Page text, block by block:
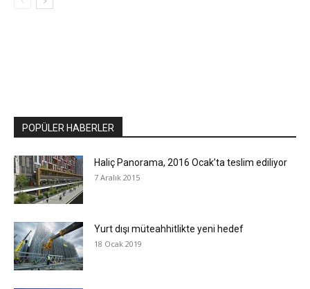
POPÜLER HABERLER
Haliç Panorama, 2016 Ocak’ta teslim ediliyor
7 Aralık 2015
Yurt dışı müteahhitlikte yeni hedef
18 Ocak 2019